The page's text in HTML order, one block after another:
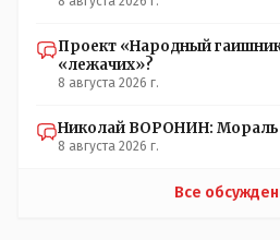
Проект «Народный
«лежачих»?
8 августа 2026 г.
Николай ВОРОНИН: Мораль
8 августа 2026 г.
Все